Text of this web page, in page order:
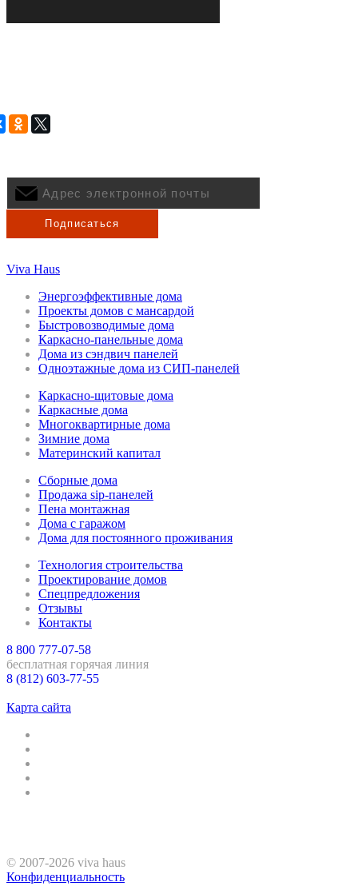
Viva Haus
Энергоэффективные дома
Проекты домов с мансардой
Быстровозводимые дома
Каркасно-панельные дома
Дома из сэндвич панелей
Одноэтажные дома из СИП-панелей
Каркасно-щитовые дома
Каркасные дома
Многоквартирные дома
Зимние дома
Материнский капитал
Сборные дома
Продажа sip-панелей
Пена монтажная
Дома с гаражом
Дома для постоянного проживания
Технология строительства
Проектирование домов
Спецпредложения
Отзывы
Контакты
8 800 777-07-58
бесплатная горячая линия
8 (812) 603-77-55
Карта сайта
© 2007-2026 viva haus
Конфиденциальность